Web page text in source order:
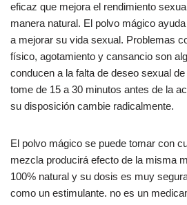
eficaz que mejora el rendimiento
manera natural. El polvo mágico
a mejorar su vida sexual. Problemas
físico, agotamiento y cansancio son
conducen a la falta de deseo sexual
tome de 15 a 30 minutos antes de la
su disposición cambie radicalmente.
El polvo mágico se puede tomar con
mezcla producirá efecto de la misma
100% natural y su dosis es muy
como un estimulante. no es un